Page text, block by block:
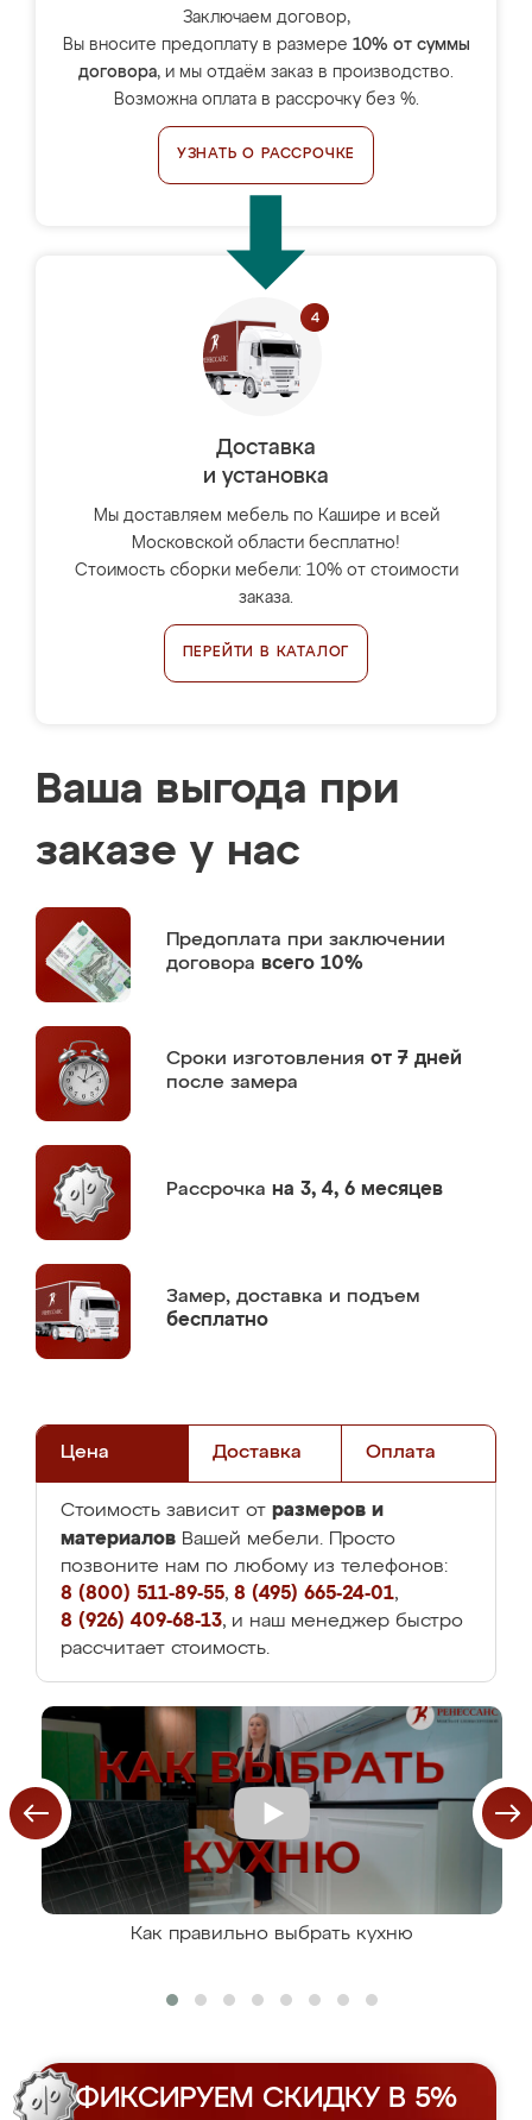
Заключаем договор,
Вы вносите предоплату в размере 10% от суммы
договора, и мы отдаём заказ в производство.
Возможна оплата в рассрочку без %.
УЗНАТЬ О РАССРОЧКЕ
Доставка
и установка
Мы доставляем мебель по Кашире и всей
Московской области бесплатно!
Стоимость сборки мебели: 10% от стоимости
заказа.
ПЕРЕЙТИ В КАТАЛОГ
Ваша выгода при
заказе у нас
Предоплата при заключении
договора всего 10%
Сроки изготовления от 7 дней
после замера
Рассрочка на 3, 4, 6 месяцев
Замер, доставка и подъем
бесплатно
Цена Доставка Оплата
Стоимость зависит от размеров и
материалов Вашей мебели. Просто
позвоните нам по любому из телефонов:
8 (800) 511-89-55, 8 (495) 665-24-01,
8 (926) 409-68-13, и наш менеджер быстро
рассчитает стоимость.
Как правильно выбрать кухню
ФИКСИРУЕМ СКИДКУ В 5%